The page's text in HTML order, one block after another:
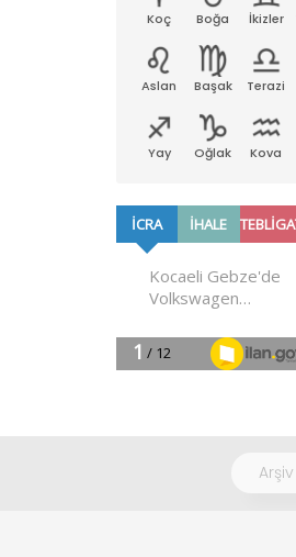
Koç Boğa İkizler
Aslan Başak Terazi
Yay Oğlak Kova